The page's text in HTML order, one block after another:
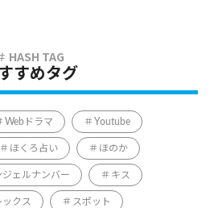
すめタグ
Webドラマ Youtube
ほくろ占い ほのか
ジェルナンバー キス
ックス スポット